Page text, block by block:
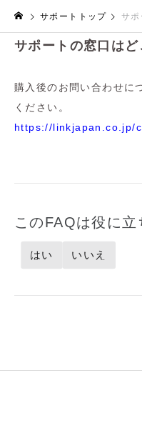
サポートトップ サポ
サポートの窓口はど
購入後のお問い合わせに
ください。
https://linkjapan.co.jp/
このFAQは役に立
はい いいえ